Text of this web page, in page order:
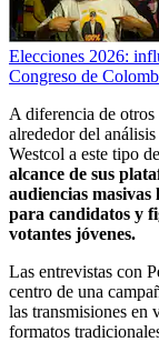
Elecciones 2026:
Congreso de
A diferencia de otros
alrededor del
Westcol a este tipo
alcance de sus
audiencias
para candidatos y
votantes jóvenes.
Las entrevistas con
centro de una
las transmisiones en
formatos